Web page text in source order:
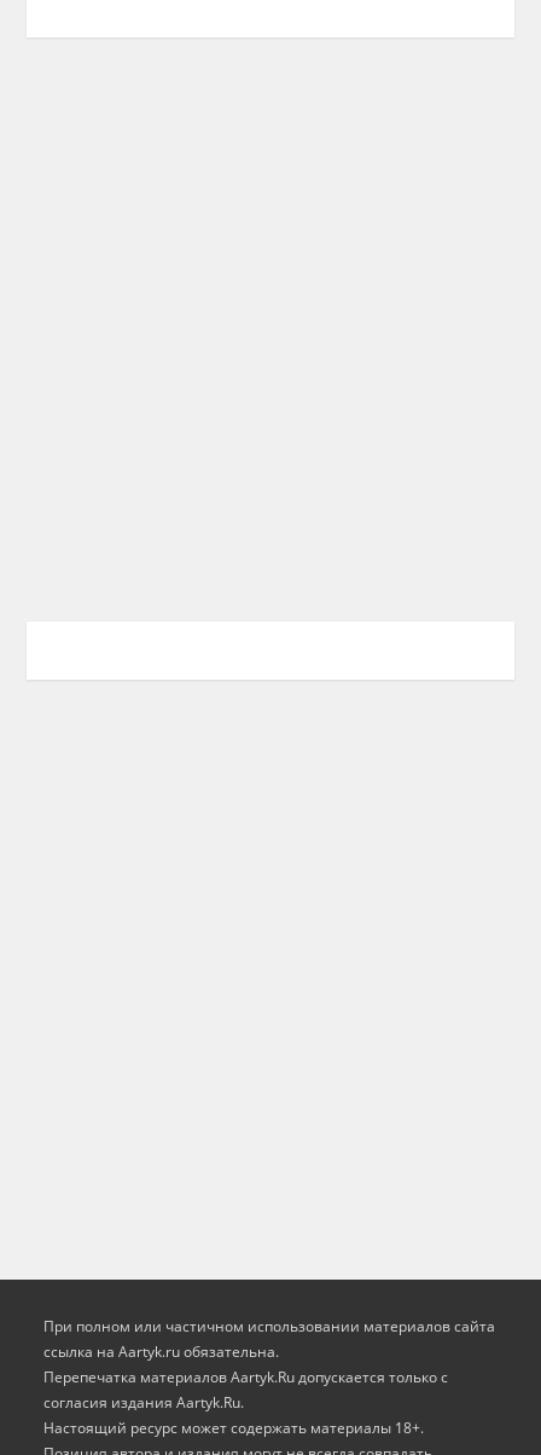
При полном или частичном использовании материалов сайта
ссылка на Aartyk.ru oбязательна.
Перепечатка материалов Aartyk.Ru допускается только с
согласия издания Aartyk.Ru.
Настоящий ресурс может содержать материалы 18+.